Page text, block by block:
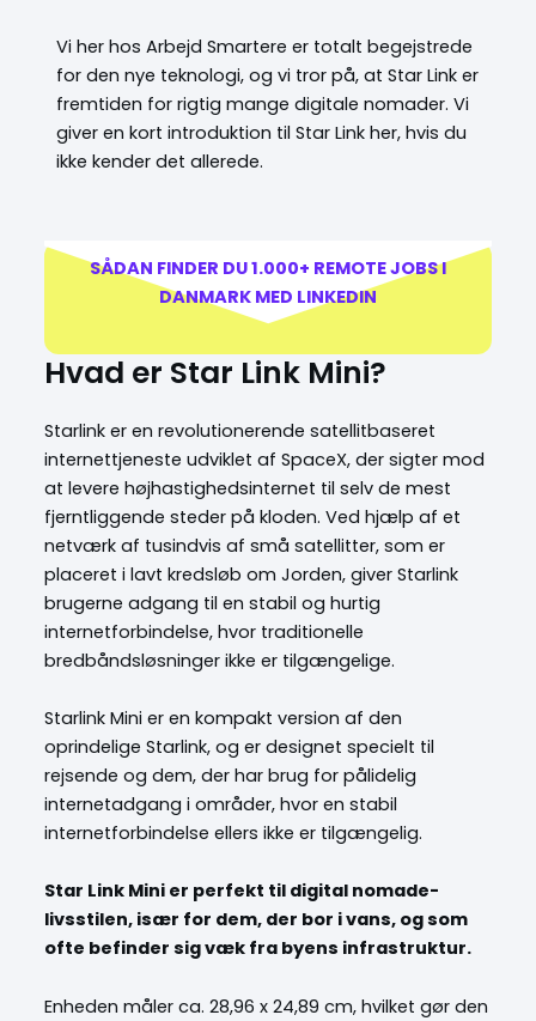
Vi her hos Arbejd Smartere er totalt begejstrede
for den nye teknologi, og vi tror på, at Star Link er
fremtiden for rigtig mange digitale nomader. Vi
giver en kort introduktion til Star Link her, hvis du
ikke kender det allerede.
SÅDAN FINDER DU 1.000+ REMOTE JOBS I
DANMARK MED LINKEDIN
Hvad er Star Link Mini?
Starlink er en revolutionerende satellitbaseret
internettjeneste udviklet af SpaceX, der sigter mod
at levere højhastighedsinternet til selv de mest
fjerntliggende steder på kloden. Ved hjælp af et
netværk af tusindvis af små satellitter, som er
placeret i lavt kredsløb om Jorden, giver Starlink
brugerne adgang til en stabil og hurtig
internetforbindelse, hvor traditionelle
bredbåndsløsninger ikke er tilgængelige.
Starlink Mini er en kompakt version af den
oprindelige Starlink, og er designet specielt til
rejsende og dem, der har brug for pålidelig
internetadgang i områder, hvor en stabil
internetforbindelse ellers ikke er tilgængelig.
Star Link Mini er perfekt til digital nomade-
livsstilen, især for dem, der bor i vans, og som
ofte befinder sig væk fra byens infrastruktur.
Enheden måler ca. 28,96 x 24,89 cm, hvilket gør den